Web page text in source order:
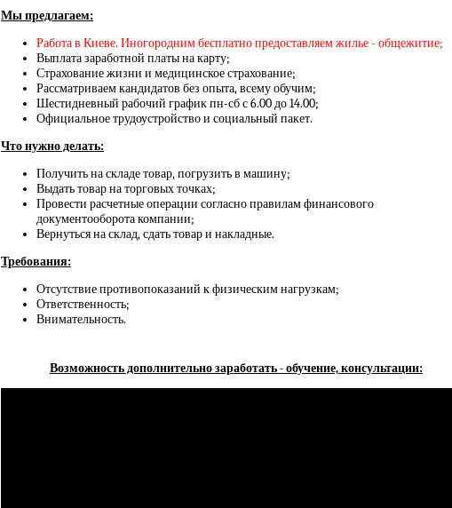
Мы предлагаем:
Работа в Киеве. Иногородним бесплатно предоставляем жилье - общежитие;
Выплата заработной платы на карту;
Страхование жизни и медицинское страхование;
Рассматриваем кандидатов без опыта, всему обучим;
Шестидневный рабочий график пн-сб с 6.00 до 14.00;
Официальное трудоустройство и социальный пакет.
Что нужно делать:
Получить на складе товар, погрузить в машину;
Выдать товар на торговых точках;
Провести расчетные операции согласно правилам финансового
документооборота компании;
Вернуться на склад, сдать товар и накладные.
Требования:
Отсутствие противопоказаний к физическим нагрузкам;
Ответственность;
Внимательность.
Возможность дополнительно заработать - обучение, консультации: